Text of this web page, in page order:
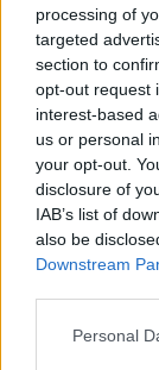
processing of
targeted
section to
opt-out request
interest-based
us or personal
your opt-out.
disclosure of
IAB’s list of
also be
Downstream
Personal